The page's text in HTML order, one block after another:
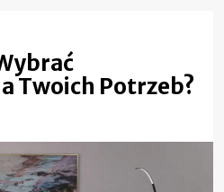
Twoich Potrzeb?